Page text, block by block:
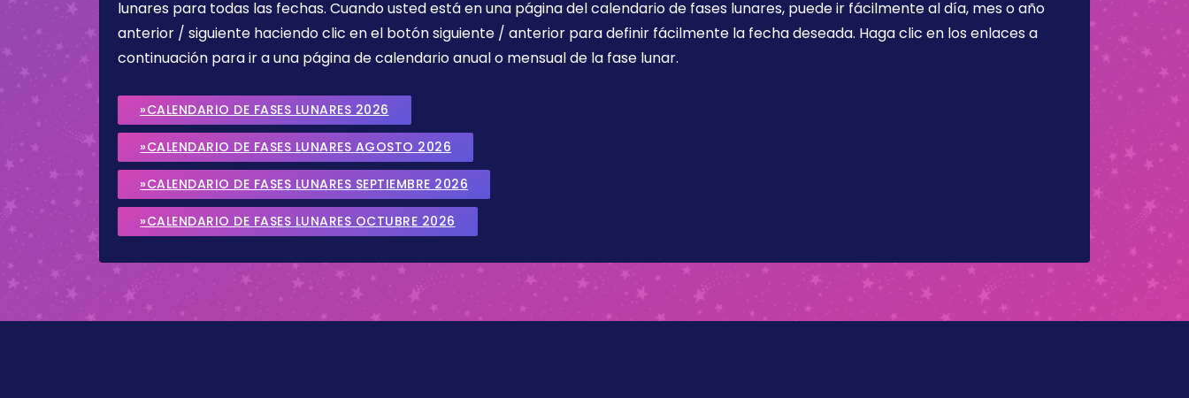
lunares para todas las fechas. Cuando usted está en una página del calendario de fases lunares, puede ir fácilmente al día, mes o año
anterior / siguiente haciendo clic en el botón siguiente / anterior para definir fácilmente la fecha deseada. Haga clic en los enlaces a
continuación para ir a una página de calendario anual o mensual de la fase lunar.
»CALENDARIO DE FASES LUNARES 2026
»CALENDARIO DE FASES LUNARES AGOSTO 2026
»CALENDARIO DE FASES LUNARES SEPTIEMBRE 2026
»CALENDARIO DE FASES LUNARES OCTUBRE 2026